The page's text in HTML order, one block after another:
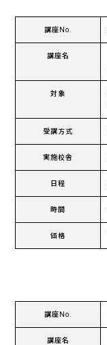
講座No.
講座名
対象
受講方式
実施校舎
日程
時間
価格
講座No.
講座名